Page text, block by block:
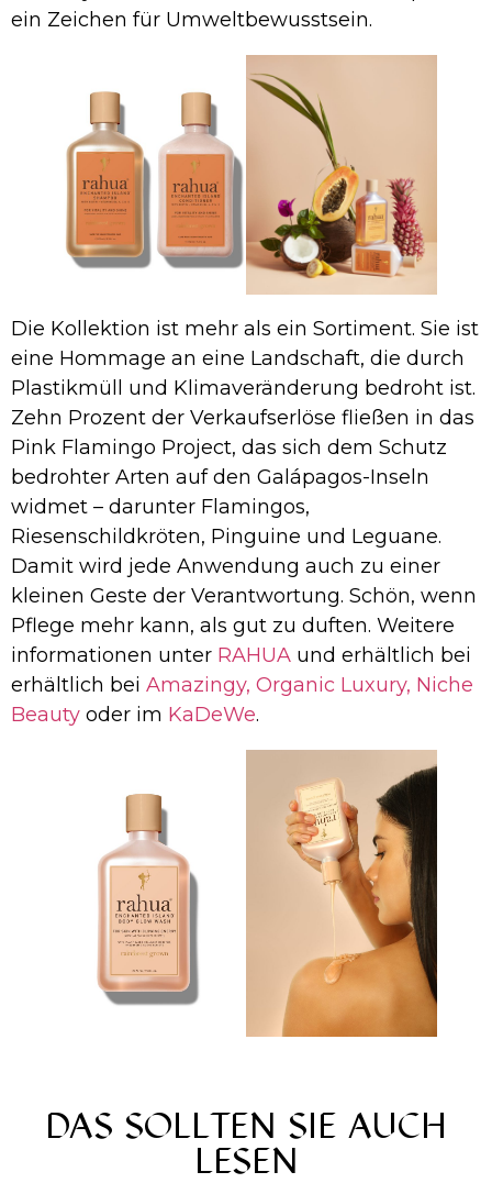
ein Zeichen für Umweltbewusstsein.
Die Kollektion ist mehr als ein Sortiment. Sie ist
eine Hommage an eine Landschaft, die durch
Plastikmüll und Klimaveränderung bedroht ist.
Zehn Prozent der Verkaufserlöse fließen in das
Pink Flamingo Project, das sich dem Schutz
bedrohter Arten auf den Galápagos-Inseln
widmet – darunter Flamingos,
Riesenschildkröten, Pinguine und Leguane.
Damit wird jede Anwendung auch zu einer
kleinen Geste der Verantwortung. Schön, wenn
Pflege mehr kann, als gut zu duften. Weitere
informationen unter RAHUA und erhältlich bei
erhältlich bei Amazingy, Organic Luxury, Niche
Beauty oder im KaDeWe.
DAS SOLLTEN SIE AUCH
LESEN